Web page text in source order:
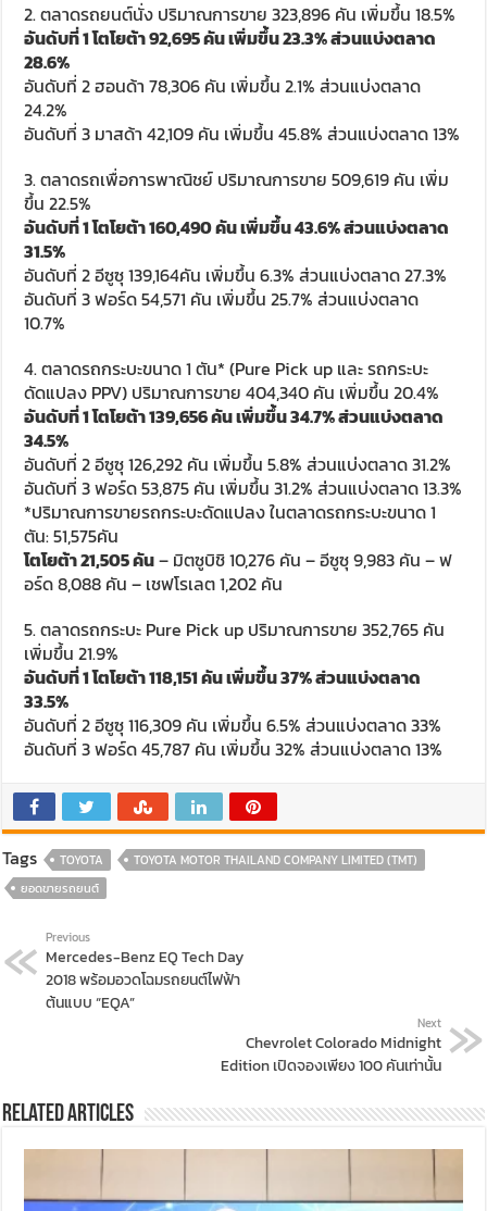
2. ตลาดรถยนต์นั่ง ปริมาณการขาย 323,896 คัน เพิ่มขึ้น 18.5%
อันดับที่ 1 โตโยต้า 92,695 คัน เพิ่มขึ้น 23.3% ส่วนแบ่งตลาด
28.6%
อันดับที่ 2 ฮอนด้า 78,306 คัน เพิ่มขึ้น 2.1% ส่วนแบ่งตลาด
24.2%
อันดับที่ 3 มาสด้า 42,109 คัน เพิ่มขึ้น 45.8% ส่วนแบ่งตลาด 13%
3. ตลาดรถเพื่อการพาณิชย์ ปริมาณการขาย 509,619 คัน เพิ่ม
ขึ้น 22.5%
อันดับที่ 1 โตโยต้า 160,490 คัน เพิ่มขึ้น 43.6% ส่วนแบ่งตลาด
31.5%
อันดับที่ 2 อีซูซุ 139,164คัน เพิ่มขึ้น 6.3% ส่วนแบ่งตลาด 27.3%
อันดับที่ 3 ฟอร์ด 54,571 คัน เพิ่มขึ้น 25.7% ส่วนแบ่งตลาด
10.7%
4. ตลาดรถกระบะขนาด 1 ตัน* (Pure Pick up และ รถกระบะ
ดัดแปลง PPV) ปริมาณการขาย 404,340 คัน เพิ่มขึ้น 20.4%
อันดับที่ 1 โตโยต้า 139,656 คัน เพิ่มขึ้น 34.7% ส่วนแบ่งตลาด
34.5%
อันดับที่ 2 อีซูซุ 126,292 คัน เพิ่มขึ้น 5.8% ส่วนแบ่งตลาด 31.2%
อันดับที่ 3 ฟอร์ด 53,875 คัน เพิ่มขึ้น 31.2% ส่วนแบ่งตลาด 13.3%
*ปริมาณการขายรถกระบะดัดแปลง ในตลาดรถกระบะขนาด 1
ตัน: 51,575คัน
โตโยต้า 21,505 คัน– มิตซูบิชิ 10,276 คัน – อีซูซุ 9,983 คัน – ฟ
อร์ด 8,088 คัน – เชฟโรเลต 1,202 คัน
5. ตลาดรถกระบะ Pure Pick up ปริมาณการขาย 352,765 คัน
เพิ่มขึ้น 21.9%
อันดับที่ 1 โตโยต้า 118,151 คัน เพิ่มขึ้น 37% ส่วนแบ่งตลาด
33.5%
อันดับที่ 2 อีซูซุ 116,309 คัน เพิ่มขึ้น 6.5% ส่วนแบ่งตลาด 33%
อันดับที่ 3 ฟอร์ด 45,787 คัน เพิ่มขึ้น 32% ส่วนแบ่งตลาด 13%
Tags TOYOTA
TOYOTA MOTOR THAILAND COMPANY LIMITED (TMT)
ยอดขายรถยนต์
Previous
Mercedes-Benz EQ Tech Day
2018 พร้อมอวดโฉมรถยนต์ไฟฟ้า
ต้นแบบ “EQA”
Next
Chevrolet Colorado Midnight
Edition เปิดจองเพียง 100 คันเท่านั้น
Related Articles